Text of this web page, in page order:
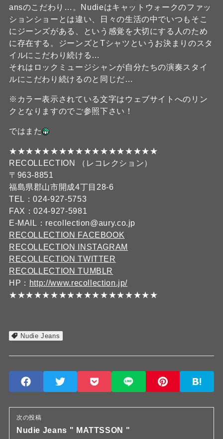
ansのこだわり…。Nudieはキャットウォークのファッ
ションショーとは違い、日々の生活の中でいつもそこ
にジーンズがある、という感覚を大切にする人のため
に存在する。ジーンズとTシャツというお決まりのスタ
イルにこだわり続ける…
それはロックミュージシャンが自分たちの演奏スタイ
ルにこだわり続けるのと同じだ…
※カラー表示されている文字はウェブサイトへのリン
クとなりますのでご参照下さい！
ではまた
★★★★★★★★★★★★★★★★★★
RECOLLECTION （レコレクション）
〒963-8851
福島県郡山市開成4丁目28-6
TEL：024-927-5753
FAX：024-927-5981
E-MAIL：recollection@aury.co.jp
RECOLLECTION FACEBOOK
RECOLLECTION INSTAGRAM
RECOLLECTION TWITTER
RECOLLECTION TUMBLR
HP： http://www.recollection.jp/
★★★★★★★★★★★★★★★★★★
Nudie Jeans
次の投稿
Nudie Jeans " MATTSSON "